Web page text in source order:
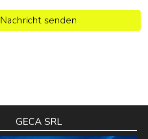
Nachricht senden
GECA SRL